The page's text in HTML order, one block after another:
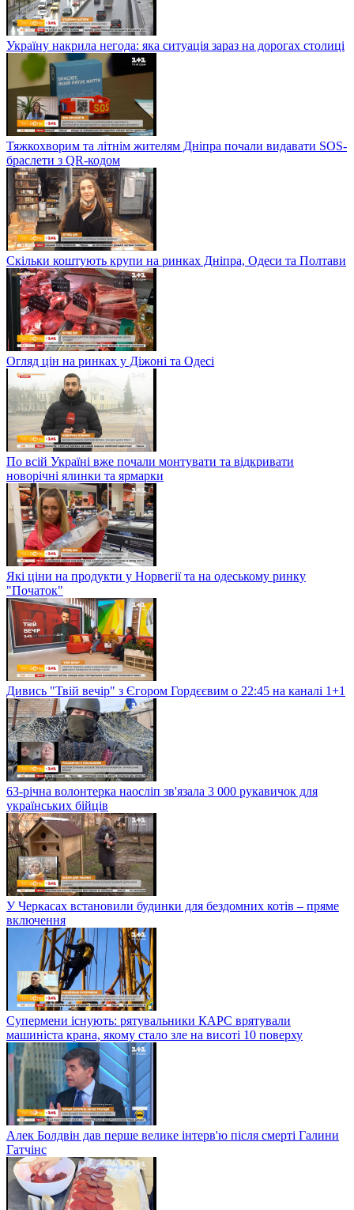
Україну накрила негода: яка ситуація зараз на дорогах столиці
Тяжкохворим та літнім жителям Дніпра почали видавати SOS-
браслети з QR-кодом
Скільки коштують крупи на ринках Дніпра, Одеси та Полтави
Огляд цін на ринках у Діжоні та Одесі
По всій Україні вже почали монтувати та відкривати
новорічні ялинки та ярмарки
Які ціни на продукти у Норвегії та на одеському ринку
"Початок"
Дивись "Твій вечір" з Єгором Гордєєвим о 22:45 на каналі 1+1
63-річна волонтерка наосліп зв'язала 3 000 рукавичок для
українських бійців
У Черкасах встановили будинки для бездомних котів – пряме
включення
Супермени існують: рятувальники КАРС врятували
машиніста крана, якому стало зле на висоті 10 поверху
Алек Болдвін дав перше велике інтерв'ю після смерті Галини
Гатчінс